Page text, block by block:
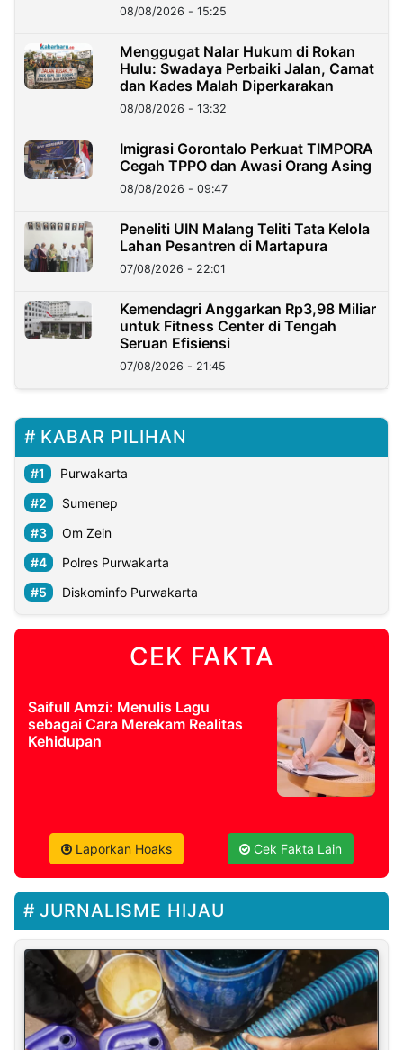
08/08/2026 - 15:25
Menggugat Nalar Hukum di Rokan
Hulu: Swadaya Perbaiki Jalan, Camat
dan Kades Malah Diperkarakan
08/08/2026 - 13:32
Imigrasi Gorontalo Perkuat TIMPORA
Cegah TPPO dan Awasi Orang Asing
08/08/2026 - 09:47
Peneliti UIN Malang Teliti Tata Kelola
Lahan Pesantren di Martapura
07/08/2026 - 22:01
Kemendagri Anggarkan Rp3,98 Miliar
untuk Fitness Center di Tengah
Seruan Efisiensi
07/08/2026 - 21:45
KABAR PILIHAN
Purwakarta
Sumenep
Om Zein
Polres Purwakarta
Diskominfo Purwakarta
CEK FAKTA
Saifull Amzi: Menulis Lagu
sebagai Cara Merekam Realitas
Kehidupan
Laporkan Hoaks Cek Fakta Lain
JURNALISME HIJAU